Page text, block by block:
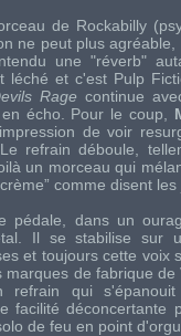
de Rockabilly
ne peut plus
une "réverb"
léché et c'est Pulp
Rage continue
écho. Pour le coup,
de voir
refrain déboule,
un morceau qui
comme disent
pédale, dans un
Il se stabilise sur
et toujours cette voix
marques de fabrique de
refrain qui
facilité déconcertante
de feu en point